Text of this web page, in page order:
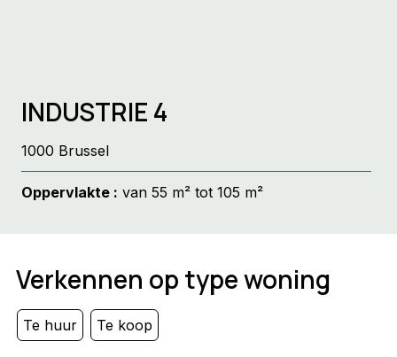
INDUSTRIE 4
1000 Brussel
Oppervlakte : van 55 m² tot 105 m²
Verkennen op type woning
Te huur Te koop